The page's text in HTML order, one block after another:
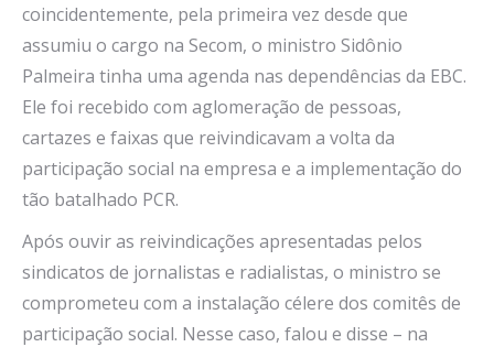
coincidentemente, pela primeira vez desde que
assumiu o cargo na Secom, o ministro Sidônio
Palmeira tinha uma agenda nas dependências da EBC.
Ele foi recebido com aglomeração de pessoas,
cartazes e faixas que reivindicavam a volta da
participação social na empresa e a implementação do
tão batalhado PCR.
Após ouvir as reivindicações apresentadas pelos
sindicatos de jornalistas e radialistas, o ministro se
comprometeu com a instalação célere dos comitês de
participação social. Nesse caso, falou e disse – na